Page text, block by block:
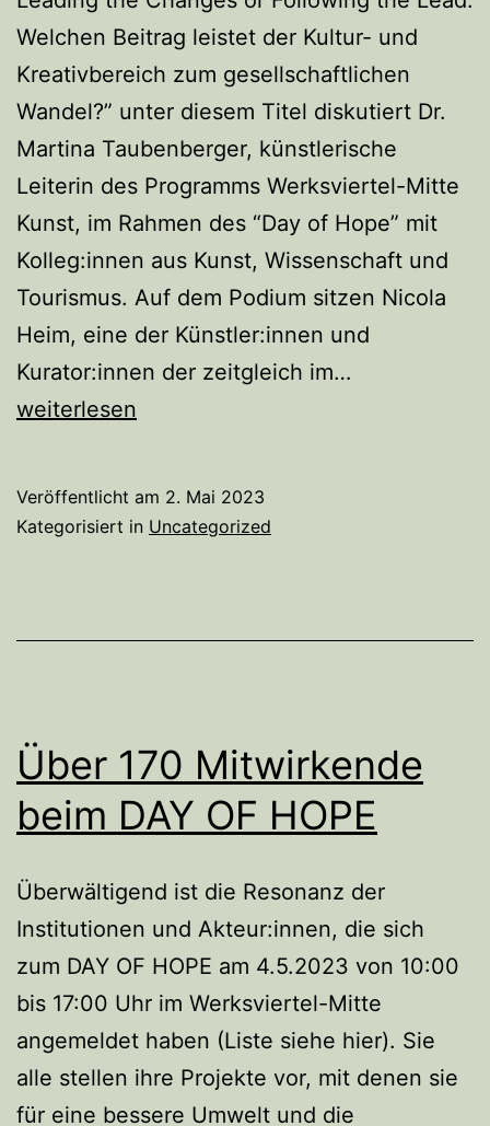
Welchen Beitrag leistet der Kultur- und
Kreativbereich zum gesellschaftlichen
Wandel?” unter diesem Titel diskutiert Dr.
Martina Taubenberger, künstlerische
Leiterin des Programms Werksviertel-Mitte
Kunst, im Rahmen des “Day of Hope” mit
Kolleg:innen aus Kunst, Wissenschaft und
Tourismus. Auf dem Podium sitzen Nicola
Heim, eine der Künstler:innen und
Kurator:innen der zeitgleich im…
weiterlesen
Veröffentlicht am 2. Mai 2023
Kategorisiert in Uncategorized
Über 170 Mitwirkende
beim DAY OF HOPE
Überwältigend ist die Resonanz der
Institutionen und Akteur:innen, die sich
zum DAY OF HOPE am 4.5.2023 von 10:00
bis 17:00 Uhr im Werksviertel-Mitte
angemeldet haben (Liste siehe hier). Sie
alle stellen ihre Projekte vor, mit denen sie
für eine bessere Umwelt und die